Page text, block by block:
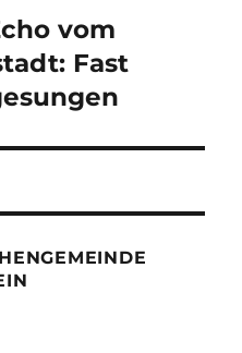
vom
Fast